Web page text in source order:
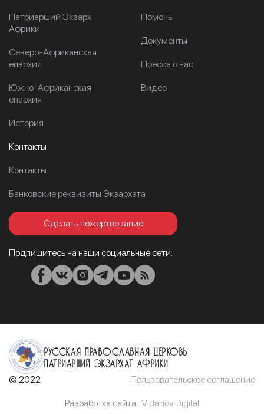
Патриарший Экзарх
Африки
Северо-Африканская
епархия
Южно-Африканская
епархия
История
Помочь
Документы
Пресса о нас
Видео
Контакты
Контакты
Банковские реквизиты Экзархата
Сделать пожертвование
Подпишитесь на наши социальные сети:
Русская Православная Церковь
Патриарший Экзархат Африки
© 2022 Пользовательское соглашение
Разработка сайта : Vidanov Digital